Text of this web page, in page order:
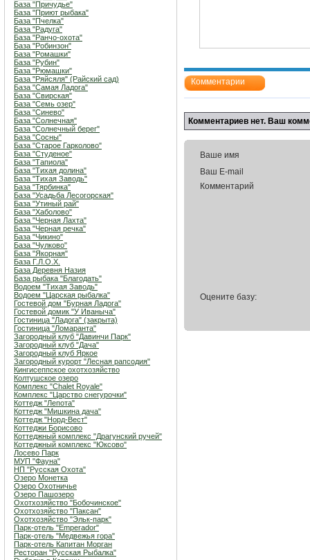
База "Причудье"
База "Приют рыбака"
База "Пчелка"
База "Радуга"
База "Ранчо-охота"
База "Робинзон"
База "Ромашки"
База "Рубин"
База "Рюмашки"
База "Ряйсяля" (Райский сад)
База "Самая Ладога"
База "Свирская"
База "Семь озер"
База "Синево"
База "Солнечная"
База "Солнечный берег"
База "Сосны"
База "Старое Гарколово"
База "Студеное"
База "Тапиола"
База "Тихая долина"
База "Тихая Заводь"
База "Тярбинка"
База "Усадьба Лесогорская"
База "Утиный рай"
База "Хаболово"
База "Черная Лахта"
База "Черная речка"
База "Чикино"
База "Чулково"
База "Якорная"
База Г.Л.О.Х.
База Деревня Назия
База рыбака "Благодать"
Водоем "Тихая Заводь"
Водоем "Царская рыбалка"
Гостевой дом "Бурная Ладога"
Гостевой домик "У Иваныча"
Гостиница "Ладога" (закрыта)
Гостиница "Ломаранта"
Загородный клуб "Давинчи Парк"
Загородный клуб "Дача"
Загородный клуб Яркое
Загородный курорт "Лесная рапсодия"
Кингисеппское охотхозяйство
Колтушское озеро
Комплекс "Chalet Royale"
Комплекс "Царство снегурочки"
Коттедж "Лепота"
Коттедж "Мишкина дача"
Коттедж "Норд-Вест"
Коттеджи Борисово
Коттеджный комплекс "Драгунский ручей"
Коттеджный комплекс "Юксово"
Лосево Парк
МУП "Фауна"
НП "Русская Охота"
Озеро Монетка
Озеро Охотничье
Озеро Пашозеро
Охотхозяйство "Бобочинское"
Охотхозяйство "Паксан"
Охотхозяйство "Эльк-парк"
Парк-отель "Emperador"
Парк-отель "Медвежья гора"
Парк-отель Капитан Морган
Ресторан "Русская Рыбалка"
Комментарии
Комментариев нет. Ваш
Ваше имя
Ваш E-mail
Комментарий
Оцените базу: